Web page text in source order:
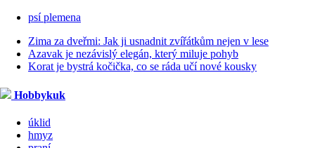
psí plemena
Zima za dveřmi: Jak ji usnadnit zvířátkům nejen v lese
Azavak je nezávislý elegán, který miluje pohyb
Korat je bystrá kočička, co se ráda učí nové kousky
Hobbykuk
úklid
hmyz